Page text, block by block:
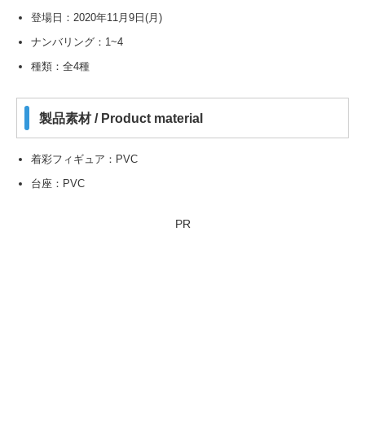
登場日：2020年11月9日(月)
ナンバリング：1~4
種類：全4種
製品素材 / Product material
着彩フィギュア：PVC
台座：PVC
PR